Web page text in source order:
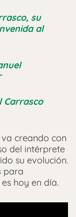
su
al
Carrasco
creando con
del intérprete
su evolución.
para
hoy en día.